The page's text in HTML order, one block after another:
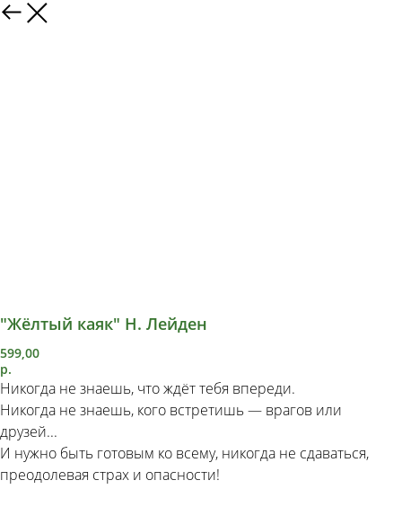
"Жёлтый каяк" Н. Лейден
599,00
р.
Никогда не знаешь, что ждёт тебя впереди.
Никогда не знаешь, кого встретишь — врагов или
друзей...
И нужно быть готовым ко всему, никогда не сдаваться,
преодолевая страх и опасности!